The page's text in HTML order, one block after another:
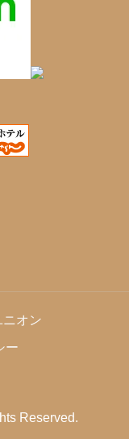
ニオン
ー
Reserved.